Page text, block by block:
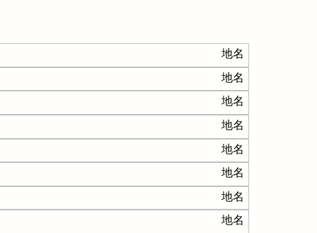
地名
地名
地名
地名
地名
地名
地名
地名